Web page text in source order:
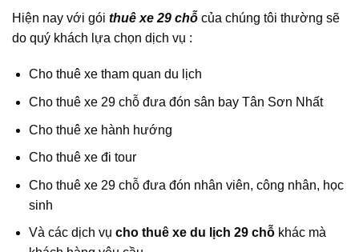
Hiện nay với gói thuê xe 29 chỗ của chúng tôi thường sẽ
do quý khách lựa chọn dịch vụ :
Cho thuê xe tham quan du lịch
Cho thuê xe 29 chỗ đưa đón sân bay Tân Sơn Nhất
Cho thuê xe hành hướng
Cho thuê xe đi tour
Cho thuê xe 29 chỗ đưa đón nhân viên, công nhân, học
sinh
Và các dịch vụ cho thuê xe du lịch 29 chỗkhác mà